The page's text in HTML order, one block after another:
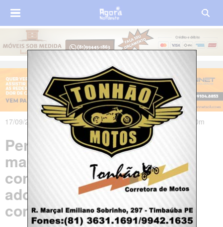
17/09/2021 às 05h11m - Atualizado em 17/09/2021 às 05h20m
Pernambuco orienta
manutenção de vacinação
contra Covid para
adolescentes sem
comorbidades